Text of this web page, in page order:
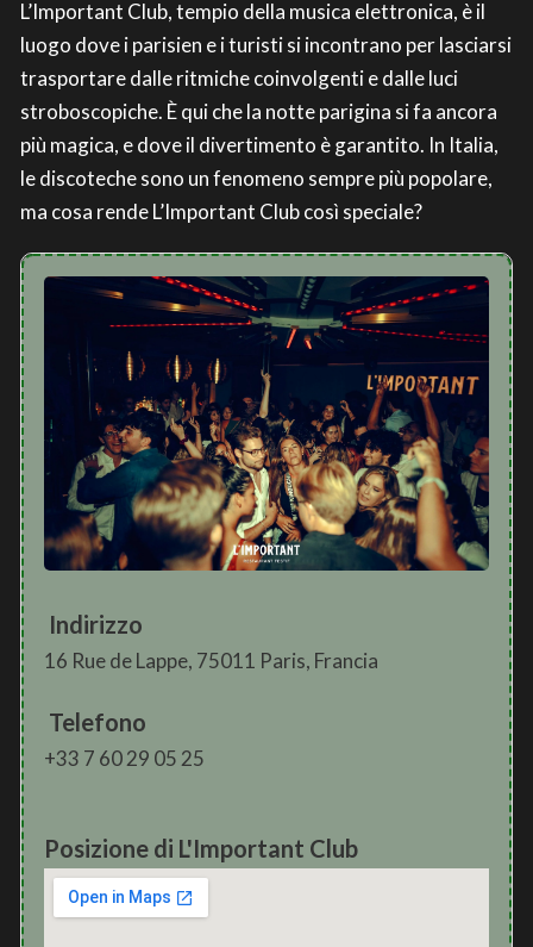
L’Important Club, tempio della musica elettronica, è il
luogo dove i parisien e i turisti si incontrano per lasciarsi
trasportare dalle ritmiche coinvolgenti e dalle luci
stroboscopiche. È qui che la notte parigina si fa ancora
più magica, e dove il divertimento è garantito. In Italia,
le discoteche sono un fenomeno sempre più popolare,
ma cosa rende L’Important Club così speciale?
Indirizzo
16 Rue de Lappe, 75011 Paris, Francia
Telefono
+33 7 60 29 05 25
Posizione di L'Important Club